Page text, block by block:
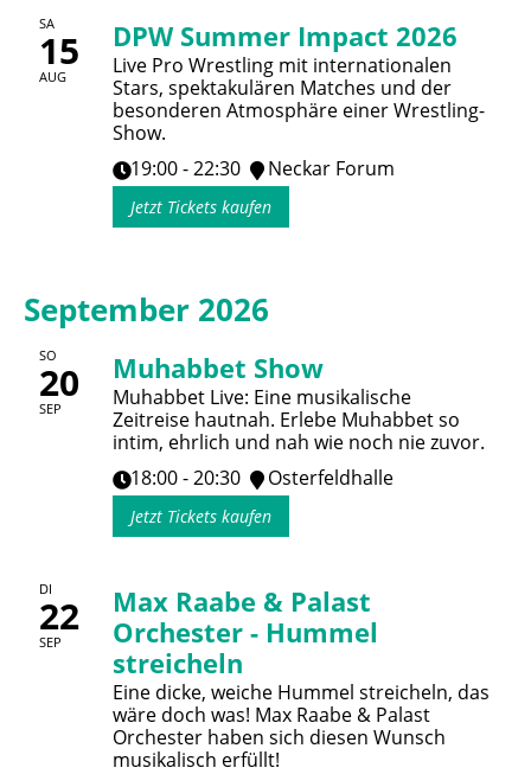
SA
15
AUG
DPW Summer Impact 2026
Live Pro Wrestling mit internationalen
Stars, spektakulären Matches und der
besonderen Atmosphäre einer Wrestling-
Show.
19:00 - 22:30
Neckar Forum
Jetzt Tickets kaufen
September 2026
SO
20
SEP
Muhabbet Show
Muhabbet Live: Eine musikalische
Zeitreise hautnah. Erlebe Muhabbet so
intim, ehrlich und nah wie noch nie zuvor.
18:00 - 20:30
Osterfeldhalle
Jetzt Tickets kaufen
DI
22
SEP
Max Raabe & Palast
Orchester - Hummel
streicheln
Eine dicke, weiche Hummel streicheln, das
wäre doch was! Max Raabe & Palast
Orchester haben sich diesen Wunsch
musikalisch erfüllt!